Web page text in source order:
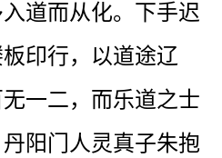
道而从化。下手迟
印行，以道途辽
一二，而乐道之士
阳门人灵真子朱抱